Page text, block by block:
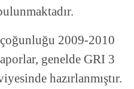
2009-2010
genelde GRI 3
hazırlanmıştır.